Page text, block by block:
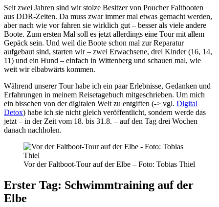
Seit zwei Jahren sind wir stolze Besitzer von Poucher Faltbooten
aus DDR-Zeiten. Da muss zwar immer mal etwas gemacht werden,
aber nach wie vor fahren sie wirklich gut – besser als viele andere
Boote. Zum ersten Mal soll es jetzt allerdings eine Tour mit allem
Gepäck sein. Und weil die Boote schon mal zur Reparatur
aufgebaut sind, starten wir – zwei Erwachsene, drei Kinder (16, 14,
11) und ein Hund – einfach in Wittenberg und schauen mal, wie
weit wir elbabwärts kommen.
Während unserer Tour habe ich ein paar Erlebnisse, Gedanken und
Erfahrungen in meinem Reisetagebuch mitgeschrieben. Um mich
ein bisschen von der digitalen Welt zu entgiften (-> vgl. Digital
Detox) habe ich sie nicht gleich veröffentlicht, sondern werde das
jetzt – in der Zeit vom 18. bis 31.8. – auf den Tag drei Wochen
danach nachholen.
Vor der Faltboot-Tour auf der Elbe – Foto: Tobias Thiel
Erster Tag: Schwimmtraining auf der
Elbe